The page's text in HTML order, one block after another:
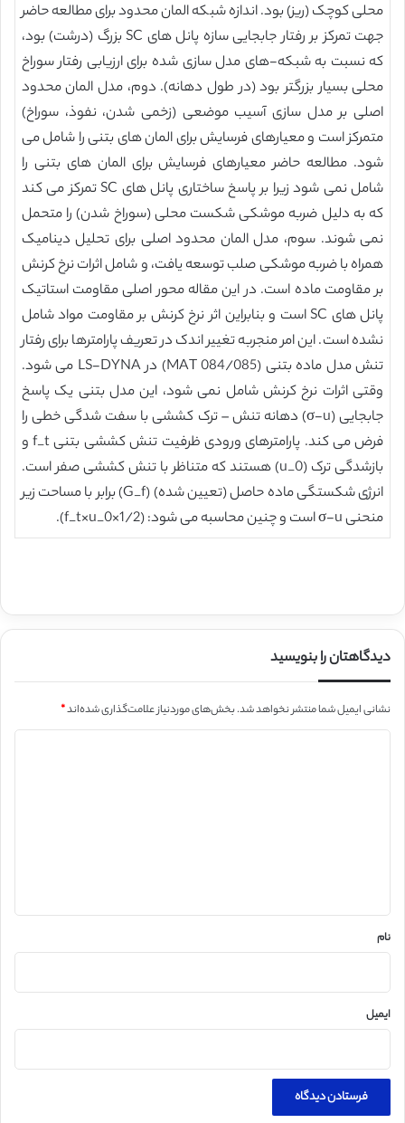
محلی کوچک (ریز) بود. اندازه شبکه المان محدود برای مطالعه حاضر
جهت تمرکز بر رفتار جابجایی سازه پانل های SC بزرگ (درشت) بود،
که نسبت به شبکه-های مدل سازی شده برای ارزیابی رفتار سوراخ
محلی بسیار بزرگتر بود (در طول دهانه). دوم، مدل المان محدود
اصلی بر مدل سازی آسیب موضعی (زخمی شدن، نفوذ، سوراخ)
متمرکز است و معیارهای فرسایش برای المان های بتنی را شامل می
شود. مطالعه حاضر معیارهای فرسایش برای المان های بتنی را
شامل نمی شود زیرا بر پاسخ ساختاری پانل های SC تمرکز می کند
که به دلیل ضربه موشکی شکست محلی (سوراخ شدن) را متحمل
نمی شوند. سوم، مدل المان محدود اصلی برای تحلیل دینامیک
همراه با ضربه موشکی صلب توسعه یافت، و شامل اثرات نرخ کرنش
بر مقاومت ماده است. در این مقاله محور اصلی مقاومت استاتیک
پانل های SC است و بنابراین اثر نرخ کرنش بر مقاومت مواد شامل
نشده است. این امر منجربه تغییر اندک در تعریف پارامترها برای رفتار
تنش مدل ماده بتنی (MAT 084/085) در LS-DYNA می شود.
وقتی اثرات نرخ کرنش شامل نمی شود، این مدل بتنی یک پاسخ
جابجایی (σ-u) دهانه تنش – ترک کششی با سفت شدگی خطی را
فرض می کند. پارامترهای ورودی ظرفیت تنش کششی بتنی f_t و
بازشدگی ترک (u_0) هستند که متناظر با تنش کششی صفر است.
انرژی شکستگی ماده حاصل (تعیین شده) (G_f) برابر با مساحت زیر
منحنی σ-u است و چنین محاسبه می شود: (1/2×f_t×u_0).
دیدگاهتان را بنویسید
نشانی ایمیل شما منتشر نخواهد شد.بخش‌های موردنیاز علامت‌گذاری شده‌اند*
نام
ایمیل